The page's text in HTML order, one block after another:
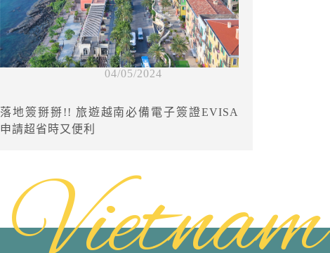
04/05/2024
落地簽掰掰!! 旅遊越南必備電子簽證EVISA
申請超省時又便利